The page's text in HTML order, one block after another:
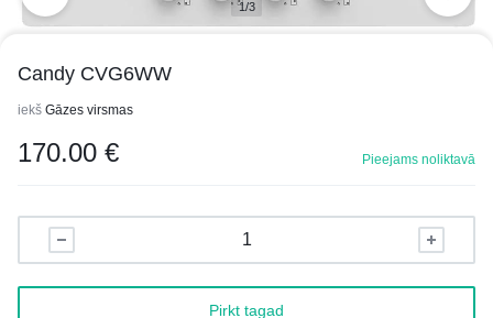
1/3
Candy CVG6WW
iekš Gāzes virsmas
170.00 € Pieejams noliktavā
Pirkt tagad